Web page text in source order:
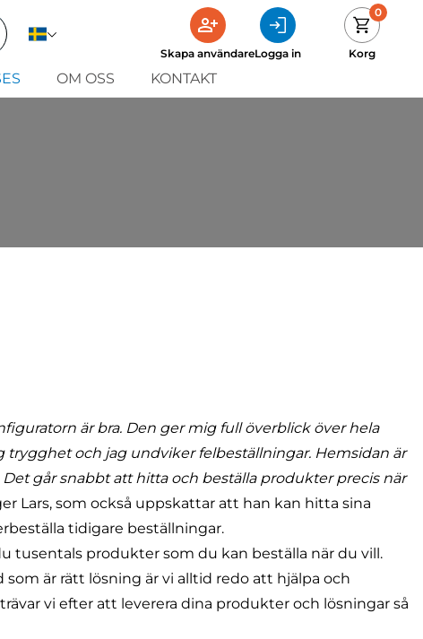
Skapa användareLogga in
0
Korg
OM OSS KONTAKT
är bra. Den ger mig full överblick över hela
trygghet och jag undviker felbeställningar. Hemsidan är
går snabbt att hitta och beställa produkter precis när
Lars, som också uppskattar att han kan hitta sina
tidigare beställningar.
tusentals produkter som du kan beställa när du vill.
som är rätt lösning är vi alltid redo att hjälpa och
vi efter att leverera dina produkter och lösningar så